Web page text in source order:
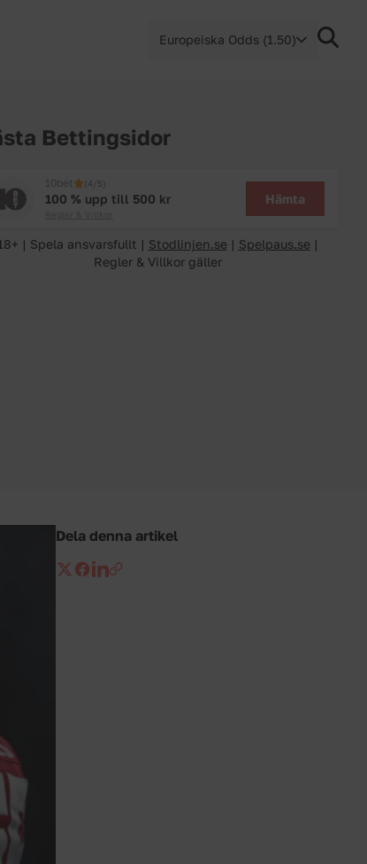
Europeiska Odds (1.50)
Bettingsidor
10bet (4/5)
100 % upp till 500 kr Hämta
| Spela ansvarsfullt | Stodlinjen.se | Spelpaus.se |
Regler & Villkor gäller
Dela denna artikel